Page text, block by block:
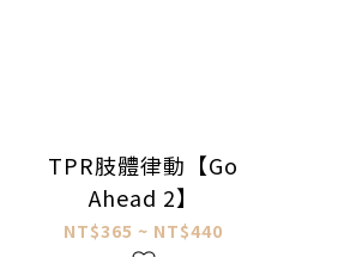
TPR肢體律動【Go
Ahead 2】
NT$365 ~ NT$440